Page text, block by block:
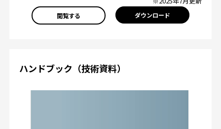
閲覧する ダウンロード
ハンドブック（技術資料）